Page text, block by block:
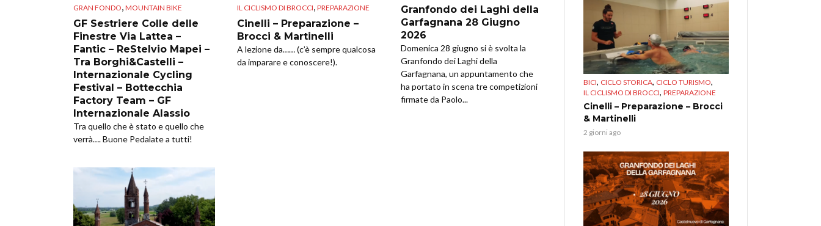
GRAN FONDO, MOUNTAIN BIKE
GF Sestriere Colle delle
Finestre Via Lattea –
Fantic – ReStelvio Mapei –
Tra Borghi&Castelli –
Internazionale Cycling
Festival – Bottecchia
Factory Team – GF
Internazionale Alassio
Tra quello che è stato e quello che
verrà…. Buone Pedalate a tutti!
IL CICLISMO DI BROCCI, PREPARAZIONE
Cinelli – Preparazione –
Brocci & Martinelli
A lezione da…… (c’è sempre qualcosa
da imparare e conoscere!).
Granfondo dei Laghi della
Garfagnana 28 Giugno
2026
Domenica 28 giugno si è svolta la
Granfondo dei Laghi della
Garfagnana, un appuntamento che
ha portato in scena tre competizioni
firmate da Paolo...
BICI, CICLO STORICA, CICLO TURISMO,
IL CICLISMO DI BROCCI, PREPARAZIONE
Cinelli – Preparazione – Brocci
& Martinelli
2 giorni ago